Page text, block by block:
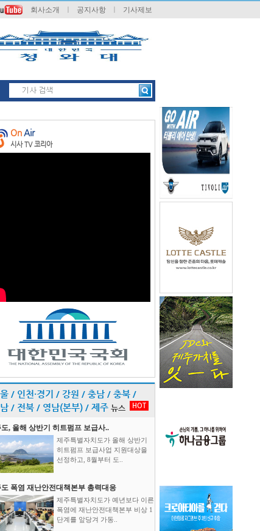
회사소개 공지사항 기사제보
On Air
시사 TV 코리아
/ 인천·경기 / 강원 / 충남 / 충북 /
/ 전북 / 영남(본부) / 제주 뉴스 HOT
, 올해 상반기 히트펌프 보급사..
제주특별자치도가 올해 상반기
히트펌프 보급사업 지원대상을
선정하고, 8월부터 도..
폭염 재난안전대책본부 총력대응
제주특별자치도가 예년보다 이른
폭염에 재난안전대책본부 비상 1
단계를 앞당겨 가동..